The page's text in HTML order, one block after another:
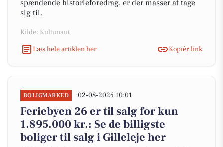
spændende historieforedrag, er der masser at tage
sig til.
Kilde: Kultunaut
Læs hele artiklen her
Kopiér link
BOLIGMARKED 02-08-2026 10:01
Feriebyen 26 er til salg for kun
1.895.000 kr.: Se de billigste
boliger til salg i Gilleleje her